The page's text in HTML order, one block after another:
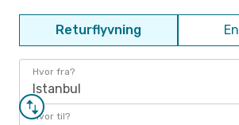
Returflyvning
Hvor fra?
Istanbul
Hvor til?